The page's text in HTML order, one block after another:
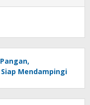
Mendampingi